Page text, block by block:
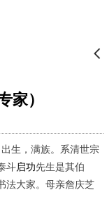
󰊒
家）
出生，满族。系清世宗
斗启功先生是其伯
法大家。母亲詹庆芝